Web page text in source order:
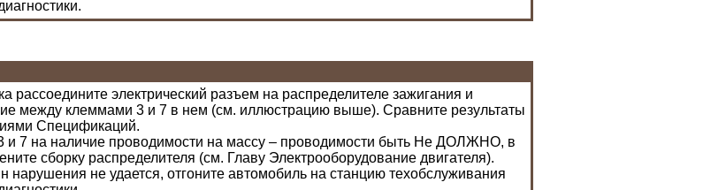
рассоедините электрический разъем на распределителе зажигания и
между клеммами 3 и 7 в нем (см. иллюстрацию выше). Сравните результаты
Спецификаций.
и 7 на наличие проводимости на массу – проводимости быть Не ДОЛЖНО, в
сборку распределителя (см. Главу Электрооборудование двигателя).
нарушения не удается, отгоните автомобиль на станцию техобслуживания